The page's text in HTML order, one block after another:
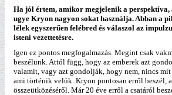
Ha jól értem, amikor megjelenik a perspektíva,
ugye Kryon nagyon sokat használja. Abban a
lélek egyszerűen felébred és válaszol az
isteni vezettetésre.
Igen ez pontos megfogalmazás. Megint csak
beszélünk. Attól függ, hogy az emberek azt
valamit, vagy azt gondolják, hogy nem, nincs
ami történik velük. Kryon pontosan erről beszél,
összeütközéséről. Már 20 éve erről a csatáról